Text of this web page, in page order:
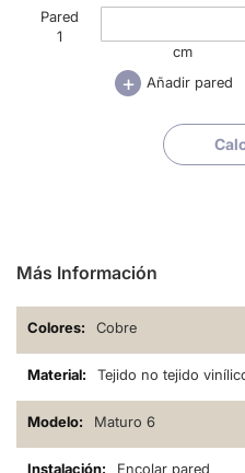
Pared
1
cm
+ Añadir pared
Más Información
Cobre
Tejido no tejido
Maturo 6
Encolar pared